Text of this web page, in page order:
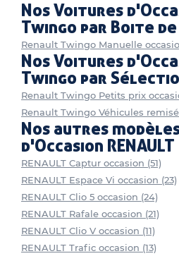
Nos Voitures
Twingo par Boite
Renault Twingo Manuelle
Nos Voitures
Twingo par
Renault Twingo Petits prix
Renault Twingo Véhicules
Nos autres
d'Occasion RENAULT
RENAULT Captur occasion (51)
RENAULT Espace Vi occasion (23)
RENAULT Clio 5 occasion (24)
RENAULT Rafale occasion (21)
RENAULT Clio V occasion (11)
RENAULT Trafic occasion (13)